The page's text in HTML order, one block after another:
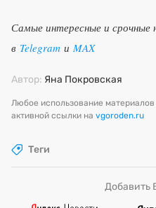
Самые интересные и срочные
в Telegram и MAX
Автор: Яна Покровская
Любое использование
активной ссылки на vgoroden.ru
Теги
Добавить